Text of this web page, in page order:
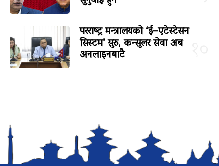
परराष्ट्र मन्त्रालयको ‘ई–एटेस्टेसन
सिस्टम’ सुरु, कन्सुलर सेवा अब
अनलाइनबाटै